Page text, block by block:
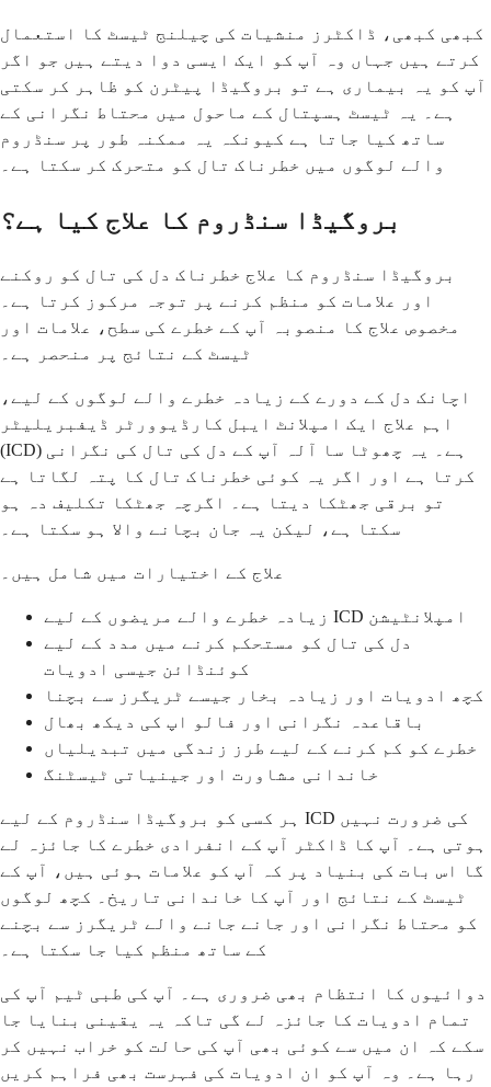
کبھی کبھی، ڈاکٹرز منشیات کی چیلنج ٹیسٹ کا استعمال
کرتے ہیں جہاں وہ آپ کو ایک ایسی دوا دیتے ہیں جو اگر
آپ کو یہ بیماری ہے تو بروگیڈا پیٹرن کو ظاہر کر سکتی
ہے۔ یہ ٹیسٹ ہسپتال کے ماحول میں محتاط نگرانی کے
ساتھ کیا جاتا ہے کیونکہ یہ ممکنہ طور پر سنڈروم
والے لوگوں میں خطرناک تال کو متحرک کر سکتا ہے۔
بروگیڈا سنڈروم کا علاج کیا ہے؟
بروگیڈا سنڈروم کا علاج خطرناک دل کی تال کو روکنے
اور علامات کو منظم کرنے پر توجہ مرکوز کرتا ہے۔
مخصوص علاج کا منصوبہ آپ کے خطرے کی سطح، علامات اور
ٹیسٹ کے نتائج پر منحصر ہے۔
اچانک دل کے دورے کے زیادہ خطرے والے لوگوں کے لیے،
اہم علاج ایک امپلانٹ ایبل کارڈیوورٹر ڈیفبریلیٹر
(ICD) ہے۔ یہ چھوٹا سا آلہ آپ کے دل کی تال کی نگرانی
کرتا ہے اور اگر یہ کوئی خطرناک تال کا پتہ لگاتا ہے
تو برقی جھٹکا دیتا ہے۔ اگرچہ جھٹکا تکلیف دہ ہو
سکتا ہے، لیکن یہ جان بچانے والا ہو سکتا ہے۔
علاج کے اختیارات میں شامل ہیں۔
زیادہ خطرے والے مریضوں کے لیے ICD امپلانٹیشن
دل کی تال کو مستحکم کرنے میں مدد کے لیے
کوئنڈائن جیسی ادویات
کچھ ادویات اور زیادہ بخار جیسے ٹریگرز سے بچنا
باقاعدہ نگرانی اور فالو اپ کی دیکھ بھال
خطرے کو کم کرنے کے لیے طرز زندگی میں تبدیلیاں
خاندانی مشاورت اور جینیاتی ٹیسٹنگ
ہر کسی کو بروگیڈا سنڈروم کے لیے ICD کی ضرورت نہیں
ہوتی ہے۔ آپ کا ڈاکٹر آپ کے انفرادی خطرے کا جائزہ لے
گا اس بات کی بنیاد پر کہ آپ کو علامات ہوئی ہیں، آپ کے
ٹیسٹ کے نتائج اور آپ کا خاندانی تاریخ۔ کچھ لوگوں
کو محتاط نگرانی اور جانے جانے والے ٹریگرز سے بچنے
کے ساتھ منظم کیا جا سکتا ہے۔
دوائیوں کا انتظام بھی ضروری ہے۔ آپ کی طبی ٹیم آپ کی
تمام ادویات کا جائزہ لے گی تاکہ یہ یقینی بنایا جا
سکے کہ ان میں سے کوئی بھی آپ کی حالت کو خراب نہیں کر
رہا ہے۔ وہ آپ کو ان ادویات کی فہرست بھی فراہم کریں